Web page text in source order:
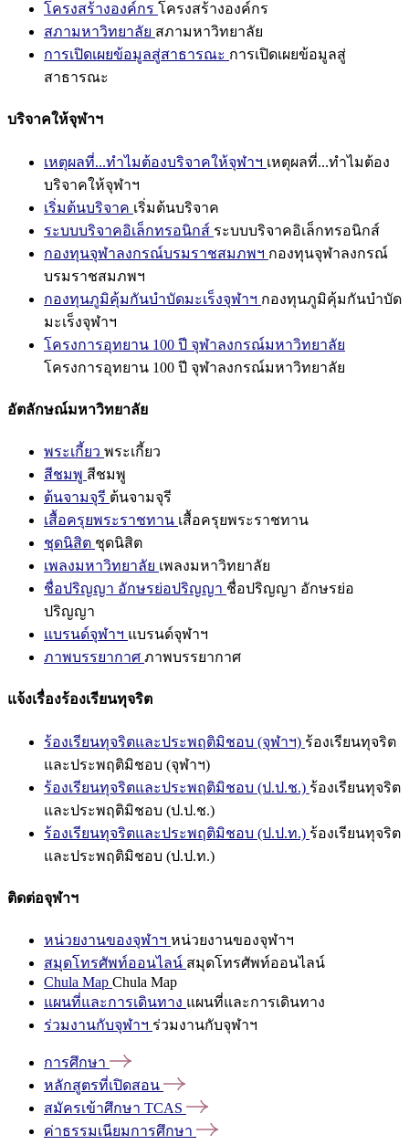
โครงสร้างองค์กร โครงสร้างองค์กร
สภามหาวิทยาลัย สภามหาวิทยาลัย
การเปิดเผยข้อมูลสู่สาธารณะ การเปิดเผยข้อมูลสู่
สาธารณะ
บริจาคให้จุฬาฯ
เหตุผลที่...ทำไมต้องบริจาคให้จุฬาฯ เหตุผลที่...ทำไมต้อง
บริจาคให้จุฬาฯ
เริ่มต้นบริจาค เริ่มต้นบริจาค
ระบบบริจาคอิเล็กทรอนิกส์ ระบบบริจาคอิเล็กทรอนิกส์
กองทุนจุฬาลงกรณ์บรมราชสมภพฯ กองทุนจุฬาลงกรณ์
บรมราชสมภพฯ
กองทุนภูมิคุ้มกันบำบัดมะเร็งจุฬาฯ กองทุนภูมิคุ้มกันบำบัด
มะเร็งจุฬาฯ
โครงการอุทยาน 100 ปี จุฬาลงกรณ์มหาวิทยาลัย
โครงการอุทยาน 100 ปี จุฬาลงกรณ์มหาวิทยาลัย
อัตลักษณ์มหาวิทยาลัย
พระเกี้ยว พระเกี้ยว
สีชมพู สีชมพู
ต้นจามจุรี ต้นจามจุรี
เสื้อครุยพระราชทาน เสื้อครุยพระราชทาน
ชุดนิสิต ชุดนิสิต
เพลงมหาวิทยาลัย เพลงมหาวิทยาลัย
ชื่อปริญญา อักษรย่อปริญญา ชื่อปริญญา อักษรย่อ
ปริญญา
แบรนด์จุฬาฯ แบรนด์จุฬาฯ
ภาพบรรยากาศ ภาพบรรยากาศ
แจ้งเรื่องร้องเรียนทุจริต
ร้องเรียนทุจริตและประพฤติมิชอบ (จุฬาฯ) ร้องเรียนทุจริต
และประพฤติมิชอบ (จุฬาฯ)
ร้องเรียนทุจริตและประพฤติมิชอบ (ป.ป.ช.) ร้องเรียนทุจริต
และประพฤติมิชอบ (ป.ป.ช.)
ร้องเรียนทุจริตและประพฤติมิชอบ (ป.ป.ท.) ร้องเรียนทุจริต
และประพฤติมิชอบ (ป.ป.ท.)
ติดต่อจุฬาฯ
หน่วยงานของจุฬาฯ หน่วยงานของจุฬาฯ
สมุดโทรศัพท์ออนไลน์ สมุดโทรศัพท์ออนไลน์
Chula Map Chula Map
แผนที่และการเดินทาง แผนที่และการเดินทาง
ร่วมงานกับจุฬาฯ ร่วมงานกับจุฬาฯ
การศึกษา
หลักสูตรที่เปิดสอน
สมัครเข้าศึกษา TCAS
ค่าธรรมเนียมการศึกษา